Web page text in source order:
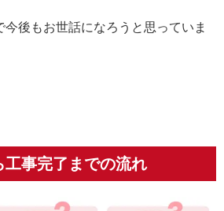
後もお世話になろうと思っていま
工事完了までの流れ